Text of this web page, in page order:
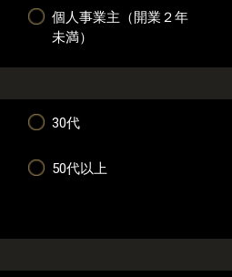
個人事業主（開業２年
未満）
30代
50代以上